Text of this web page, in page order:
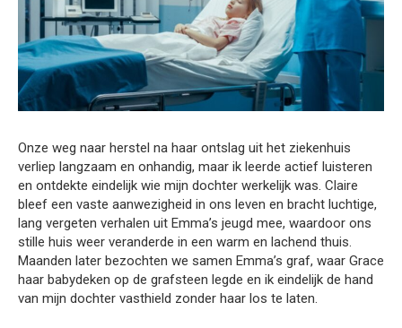
Onze weg naar herstel na haar ontslag uit het ziekenhuis
verliep langzaam en onhandig, maar ik leerde actief luisteren
en ontdekte eindelijk wie mijn dochter werkelijk was. Claire
bleef een vaste aanwezigheid in ons leven en bracht luchtige,
lang vergeten verhalen uit Emma’s jeugd mee, waardoor ons
stille huis weer veranderde in een warm en lachend thuis.
Maanden later bezochten we samen Emma’s graf, waar Grace
haar babydeken op de grafsteen legde en ik eindelijk de hand
van mijn dochter vasthield zonder haar los te laten.